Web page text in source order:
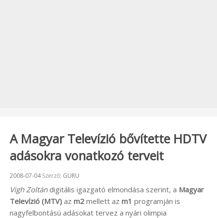
A Magyar Televízió bővítette HDTV
adásokra vonatkozó terveit
Beküldve:
2008-07-04Szerző: GURU
Vigh Zoltándigitális igazgató elmondása szerint, a Magyar
Televízió (MTV) az m2 mellett az m1 programján is
nagyfelbontású adásokat tervez a nyári olimpia